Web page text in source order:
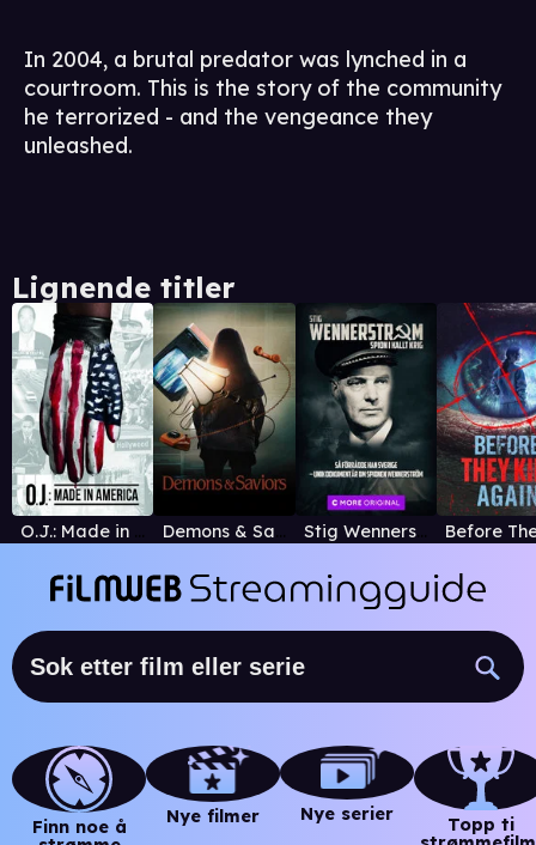
In 2004, a brutal predator was lynched in a
courtroom. This is the story of the community
he terrorized - and the vengeance they
unleashed.
Lignende titler
O.J.: Made in America Demons & Saviors Stig Wennerström - Spion i kallt krig
Finn noe å
Nye filmer Nye serier
Topp ti